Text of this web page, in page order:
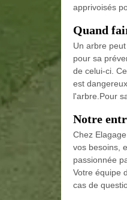
apprivoisés
Quand
Un arbre
pour sa
de celui-ci.
est
l'arbre.Pour
Notre
Chez
vos besoins,
passionnée
Votre équipe
cas de